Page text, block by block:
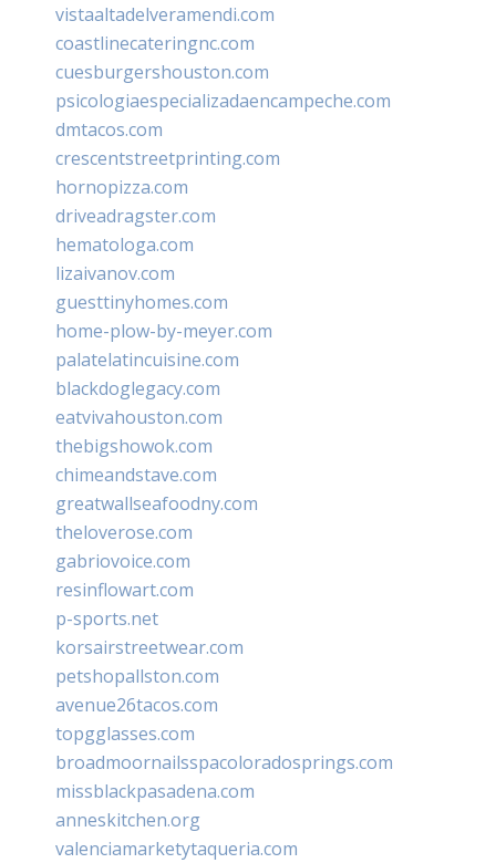
vistaaltadelveramendi.com
coastlinecateringnc.com
cuesburgershouston.com
psicologiaespecializadaencampeche.com
dmtacos.com
crescentstreetprinting.com
hornopizza.com
driveadragster.com
hematologa.com
lizaivanov.com
guesttinyhomes.com
home-plow-by-meyer.com
palatelatincuisine.com
blackdoglegacy.com
eatvivahouston.com
thebigshowok.com
chimeandstave.com
greatwallseafoodny.com
theloverose.com
gabriovoice.com
resinflowart.com
p-sports.net
korsairstreetwear.com
petshopallston.com
avenue26tacos.com
topgglasses.com
broadmoornailsspacoloradosprings.com
missblackpasadena.com
anneskitchen.org
valenciamarketytaqueria.com